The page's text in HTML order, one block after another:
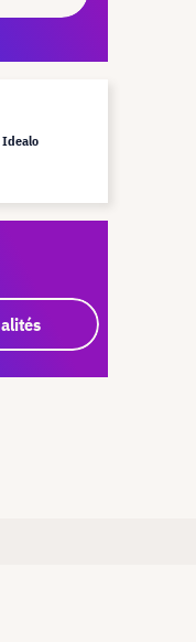
Idealo